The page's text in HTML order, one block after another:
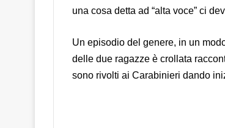
una cosa detta ad “alta voce” ci
Un episodio del genere, in un
delle due ragazze è crollata
sono rivolti ai Carabinieri dando